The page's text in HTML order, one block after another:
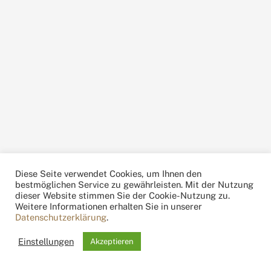
Diese Seite verwendet Cookies, um Ihnen den
bestmöglichen Service zu gewährleisten. Mit der Nutzung
dieser Website stimmen Sie der Cookie-Nutzung zu.
Weitere Informationen erhalten Sie in unserer
Datenschutzerklärung.
Einstellungen Akzeptieren